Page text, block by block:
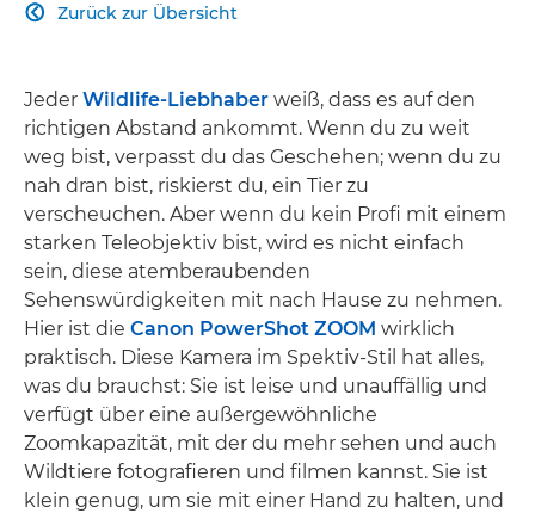
Zurück zur Übersicht

Jeder Wildlife-Liebhaber weiß, dass es auf den
richtigen Abstand ankommt. Wenn du zu weit
weg bist, verpasst du das Geschehen; wenn du zu
nah dran bist, riskierst du, ein Tier zu
verscheuchen. Aber wenn du kein Profi mit einem
starken Teleobjektiv bist, wird es nicht einfach
sein, diese atemberaubenden
Sehenswürdigkeiten mit nach Hause zu nehmen.
Hier ist die Canon PowerShot ZOOM wirklich
praktisch. Diese Kamera im Spektiv-Stil hat alles,
was du brauchst: Sie ist leise und unauffällig und
verfügt über eine außergewöhnliche
Zoomkapazität, mit der du mehr sehen und auch
Wildtiere fotografieren und filmen kannst. Sie ist
klein genug, um sie mit einer Hand zu halten, und